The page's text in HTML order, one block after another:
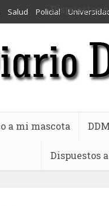
Dispuestos
Salud Policial
a mi mascota
Dispuestos